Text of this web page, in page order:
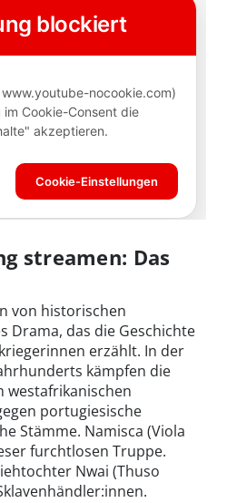
streamen: Das
von historischen
Drama, das die Geschichte
erzählt. In der
kämpfen die
westafrikanischen
portugiesische
Stämme. Namisca (Viola
furchtlosen Truppe.
Nwai (Thuso